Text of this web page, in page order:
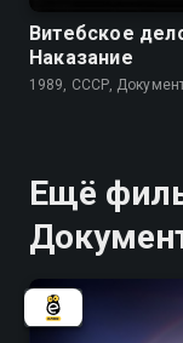
Витебское
Наказание
1989, СССР,
Ещё